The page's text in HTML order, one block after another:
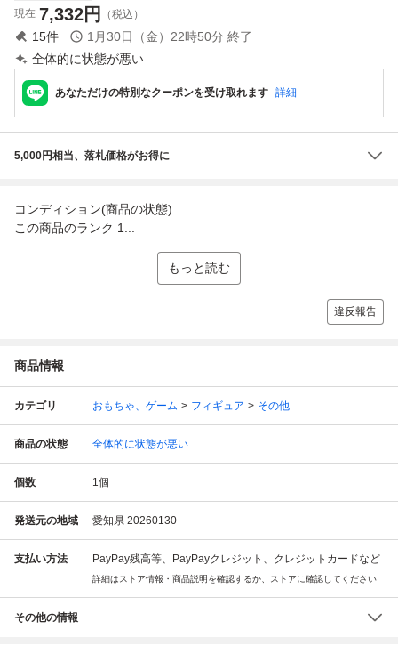
現在 7,332円 （税込）
15件 1月30日（金）22時50分 終了
全体的に状態が悪い
あなただけの特別なクーポンを受け取れます 詳細
5,000円相当、落札価格がお得に
コンディション(商品の状態)
この商品のランク 1...
もっと読む
違反報告
商品情報
カテゴリ おもちゃ、ゲーム フィギュア その他
商品の状態 全体的に状態が悪い
個数 1個
発送元の地域 愛知県 20260130
支払い方法 PayPay残高等、PayPayクレジット、クレジットカードなど
詳細はストア情報・商品説明を確認するか、ストアに確認してください
その他の情報